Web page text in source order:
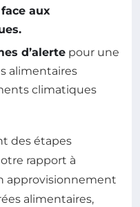
aux
d’alerte pour une
alimentaires
climatiques
des étapes
rapport à
approvisionnement
alimentaires,